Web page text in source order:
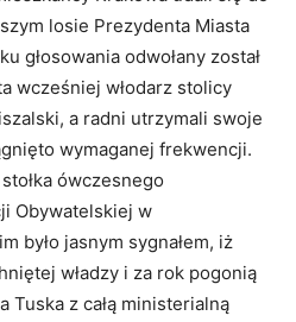
losie Prezydenta Miasta
głosowania odwołany został
wcześniej włodarz stolicy
a radni utrzymali swoje
wymaganej frekwencji.
ówczesnego
Obywatelskiej w
było jasnym sygnałem, iż
władzy i za rok pogonią
Tuska z całą ministerialną